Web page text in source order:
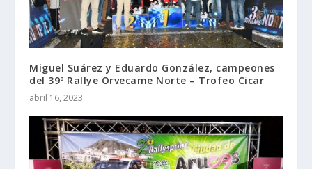
Miguel Suárez y Eduardo González, campeones
del 39º Rallye Orvecame Norte – Trofeo Cicar
abril 16, 2023